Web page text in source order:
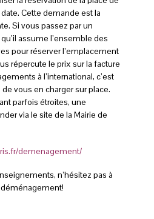
Cette demande est la
Si vous passez par un
assume l’ensemble des
pour réserver l’emplacement
répercute le prix sur la facture
à l’international, c’est
vous en charger sur place.
parfois étroites, une
via le site de la Mairie de
demenagement/
n’hésitez pas à
déménagement!